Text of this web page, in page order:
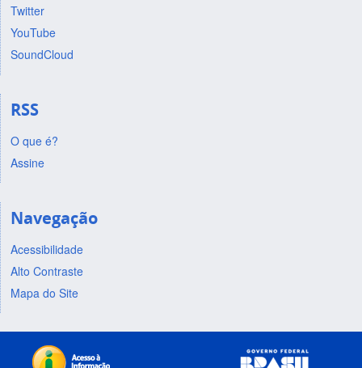
Twitter
YouTube
SoundCloud
RSS
O que é?
Assine
Navegação
Acessibilidade
Alto Contraste
Mapa do Site